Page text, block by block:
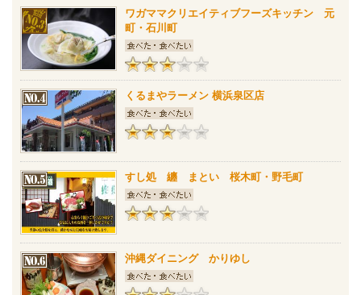
ワガママクリエイティブフーズキッチン 元
町・石川町
くるまやラーメン 横浜泉区店
すし処 纏 まとい 桜木町・野毛町
沖縄ダイニング かりゆし